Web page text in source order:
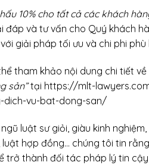
10% cho tất cả các khách
đáp và tư vấn cho Quý khách
giải pháp tối ưu và chi phi phù
tham khảo nội dung chi tiết về
sản”tại https://mlt-
dich-vu-bat-dong-san/
ngũ luật sư giỏi, giàu kinh
hợp đồng… chúng tôi tin
trở thành đối tác pháp lý tin